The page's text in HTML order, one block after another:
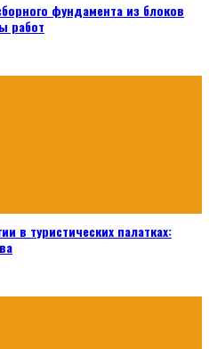
фундамента из блоков
работ
в туристических палатках: